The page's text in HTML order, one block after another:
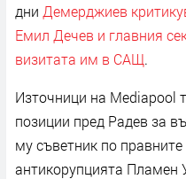
дни Демерджиев
Емил Дечев и главния
визитата им в САЩ.
Източници на Mediapool
позиции пред Радев за
му съветник по
антикорупцията Пламен